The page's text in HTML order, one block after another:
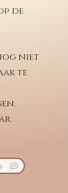
de
niet
te